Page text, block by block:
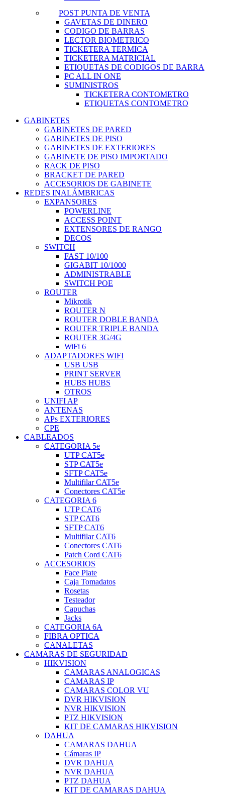
POST PUNTA DE VENTA
GAVETAS DE DINERO
CODIGO DE BARRAS
LECTOR BIOMETRICO
TICKETERA TERMICA
TICKETERA MATRICIAL
ETIQUETAS DE CODIGOS DE BARRA
PC ALL IN ONE
SUMINISTROS
TICKETERA CONTOMETRO
ETIQUETAS CONTOMETRO
GABINETES
GABINETES DE PARED
GABINETES DE PISO
GABINETES DE EXTERIORES
GABINETE DE PISO IMPORTADO
RACK DE PISO
BRACKET DE PARED
ACCESORIOS DE GABINETE
REDES INALÁMBRICAS
EXPANSORES
POWERLINE
ACCESS POINT
EXTENSORES DE RANGO
DECOS
SWITCH
FAST 10/100
GIGABIT 10/1000
ADMINISTRABLE
SWITCH POE
ROUTER
Mikrotik
ROUTER N
ROUTER DOBLE BANDA
ROUTER TRIPLE BANDA
ROUTER 3G/4G
WiFi 6
ADAPTADORES WIFI
USB USB
PRINT SERVER
HUBS HUBS
OTROS
UNIFI AP
ANTENAS
APs EXTERIORES
CPE
CABLEADOS
CATEGORIA 5e
UTP CAT5e
STP CAT5e
SFTP CAT5e
Multifilar CAT5e
Conectores CAT5e
CATEGORIA 6
UTP CAT6
STP CAT6
SFTP CAT6
Multifilar CAT6
Conectores CAT6
Patch Cord CAT6
ACCESORIOS
Face Plate
Caja Tomadatos
Rosetas
Testeador
Capuchas
Jacks
CATEGORIA 6A
FIBRA OPTICA
CANALETAS
CAMARAS DE SEGURIDAD
HIKVISION
CAMARAS ANALOGICAS
CAMARAS IP
CAMARAS COLOR VU
DVR HIKVISION
NVR HIKVISION
PTZ HIKVISION
KIT DE CAMARAS HIKVISION
DAHUA
CAMARAS DAHUA
Cámaras IP
DVR DAHUA
NVR DAHUA
PTZ DAHUA
KIT DE CAMARAS DAHUA